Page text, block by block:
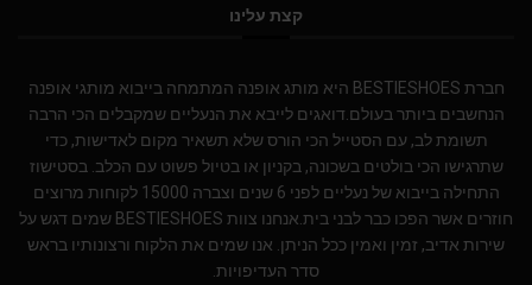
קצת עלינו
חברת BESTIESHOES היא מותג אופנה המתמחה בייבוא מותגי אופנה
הנחשבים ביותר בעולם.דואגים לייבא את הנעליים שמקבלים הכי הרבה
תשומת לב, עם הסטייל הכי הורס שלא תשאיר מקום לאדישות, כדי
שתרגישו הכי בולטים בשכונה, בקניון או בטיול פשוט עם הכלב. בסטישוז
התחילה בייבוא של נעליים לפני 6 שנים וצברה 15000 לקוחות מרוצים
חוזרים אשר הפכו כבר לבני בית.אנחנו צוות BESTIESHOES שמים דגש על
שירות אדיב, זמין ואמין ככל הניתן. אנו שמים את הלקוח ורצונותיו בראש
סדר העדיפויות.